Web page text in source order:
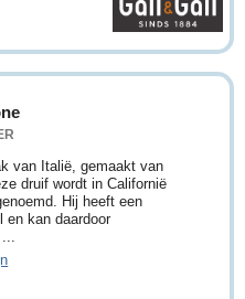
van Italië, gemaakt van
druif wordt in Californië
Hij heeft een
en kan daardoor